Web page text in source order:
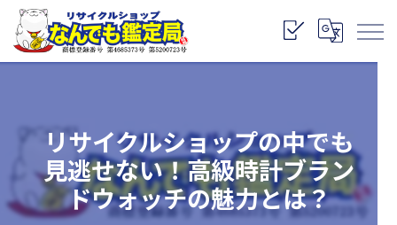
リサイクルショップの中でも
見逃せない！高級時計ブラン
ドウォッチの魅力とは？